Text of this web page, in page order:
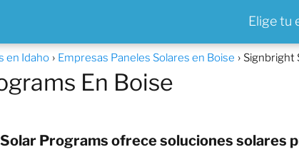
Elige tu
en Idaho Empresas Paneles Solares en Boise Signbright
En Boise
Programs ofrece soluciones solares